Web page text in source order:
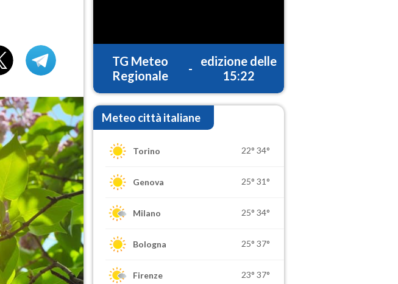
TG Meteo
Regionale
-
edizione delle
15:22
Meteo città italiane
Torino 22° 34°
Genova 25° 31°
Milano 25° 34°
Bologna 25° 37°
Firenze 23° 37°